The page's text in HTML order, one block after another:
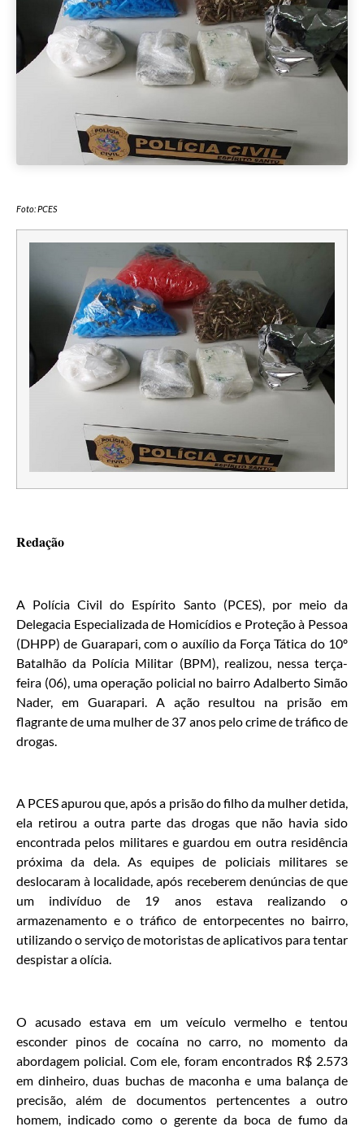
Foto: PCES
Redação
A Polícia Civil do Espírito Santo (PCES), por meio da
Delegacia Especializada de Homicídios e Proteção à Pessoa
(DHPP) de Guarapari, com o auxílio da Força Tática do 10º
Batalhão da Polícia Militar (BPM), realizou, nessa terça-
feira (06), uma operação policial no bairro Adalberto Simão
Nader, em Guarapari. A ação resultou na prisão em
flagrante de uma mulher de 37 anos pelo crime de tráfico de
drogas.
A PCES apurou que, após a prisão do filho da mulher detida,
ela retirou a outra parte das drogas que não havia sido
encontrada pelos militares e guardou em outra residência
próxima da dela. As equipes de policiais militares se
deslocaram à localidade, após receberem denúncias de que
um indivíduo de 19 anos estava realizando o
armazenamento e o tráfico de entorpecentes no bairro,
utilizando o serviço de motoristas de aplicativos para tentar
despistar a olícia.
O acusado estava em um veículo vermelho e tentou
esconder pinos de cocaína no carro, no momento da
abordagem policial. Com ele, foram encontrados R$ 2.573
em dinheiro, duas buchas de maconha e uma balança de
precisão, além de documentos pertencentes a outro
homem, indicado como o gerente da boca de fumo da